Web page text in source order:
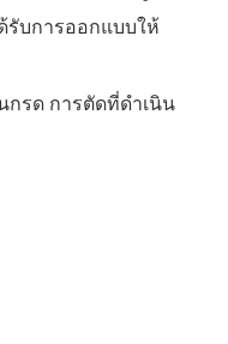
รับการออกแบบให้
รด การตัดที่ดำเนิน